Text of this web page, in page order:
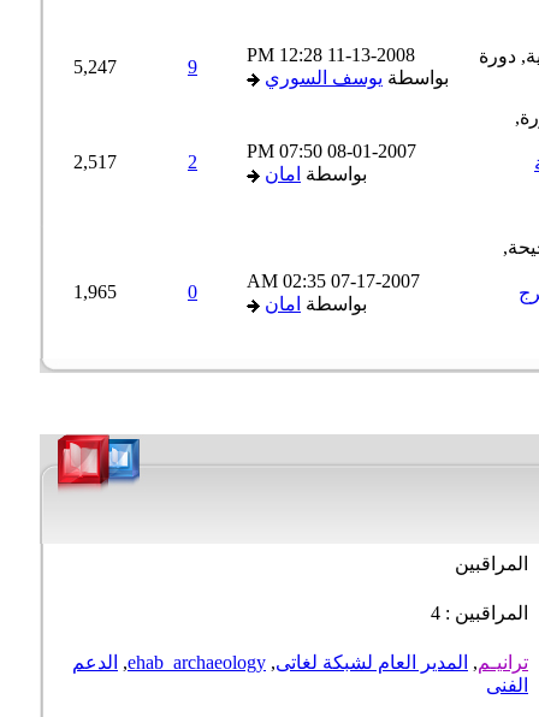
11-13-2008
12:28 PM
بواسطةيوسف السوري
5,247
08-01-2007
07:50 PM
بواسطةامان
2,517
07-17-2007
02:35 AM
بواسطةامان
1,965
المراقبين
المراقبين : 4
ترانيـم,المدير العام لشبكة لغاتى ,
ehab_archaeology
,الدعم
الفنى